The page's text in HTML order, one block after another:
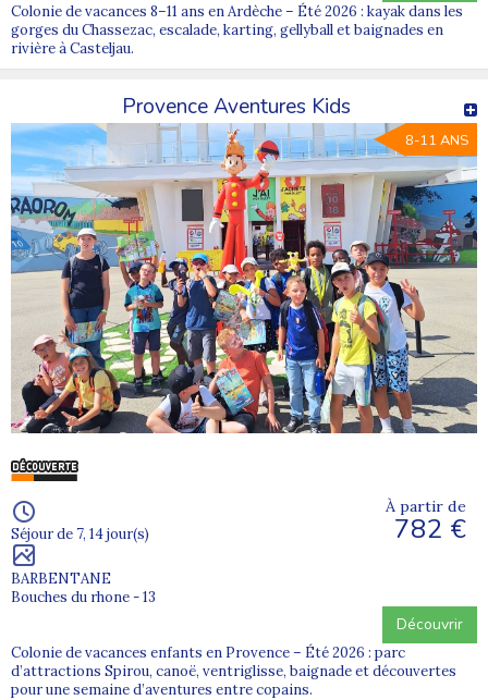
Colonie de vacances 8–11 ans en Ardèche – Été 2026 : kayak dans les
gorges du Chassezac, escalade, karting, gellyball et baignades en
rivière à Casteljau.
Provence Aventures Kids
8-11 ANS
Séjour de 7, 14 jour(s)
BARBENTANE
Bouches du rhone - 13
À partir de
782 €
Découvrir
Colonie de vacances enfants en Provence – Été 2026 : parc
d’attractions Spirou, canoë, ventriglisse, baignade et découvertes
pour une semaine d’aventures entre copains.